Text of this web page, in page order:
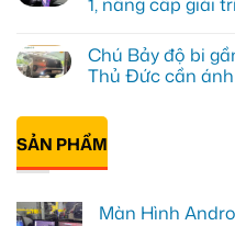
Honda
Thủ
Đức
vì
zin
giới
hạn
hình
cho
Honda
CR-
ở
Quận
12
ở
lắp
Màn
hình
tô
Minio
Green
cho
Suzuki
Quận
1, nâng cấp giải
bình
luận
ở
Đạt
Android
box
Geely
Quận
Chú Bảy độ bi
Thủ Đức cần
có
luận
ở
Chú
SẢN PHẨM
Màn Hình